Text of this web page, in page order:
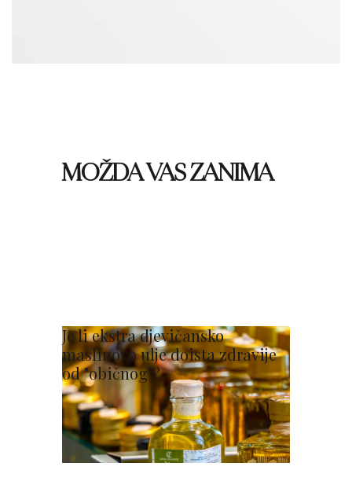
MOŽDA VAS ZANIMA
Je li ekstra djevičansko
maslinovo ulje doista zdravije
od "običnog"?